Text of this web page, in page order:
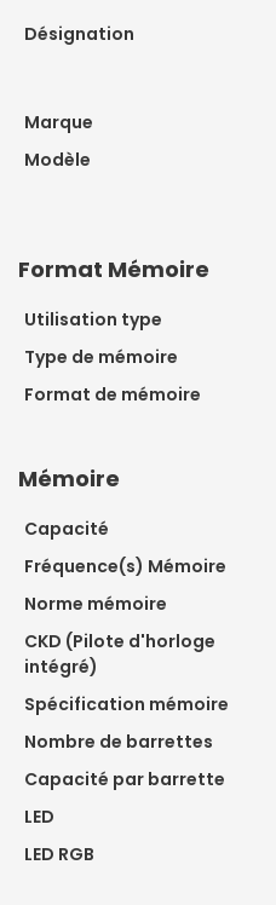
Désignation
Marque
Modèle
Format Mémoire
Utilisation type
Type de mémoire
Format de mémoire
Mémoire
Capacité
Fréquence(s) Mémoire
Norme mémoire
CKD (Pilote d'horloge
intégré)
Spécification mémoire
Nombre de barrettes
Capacité par barrette
LED
LED RGB